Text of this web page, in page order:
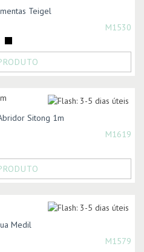
Teigel
M1530
Sitong 1m
M1619
Medil
M1579